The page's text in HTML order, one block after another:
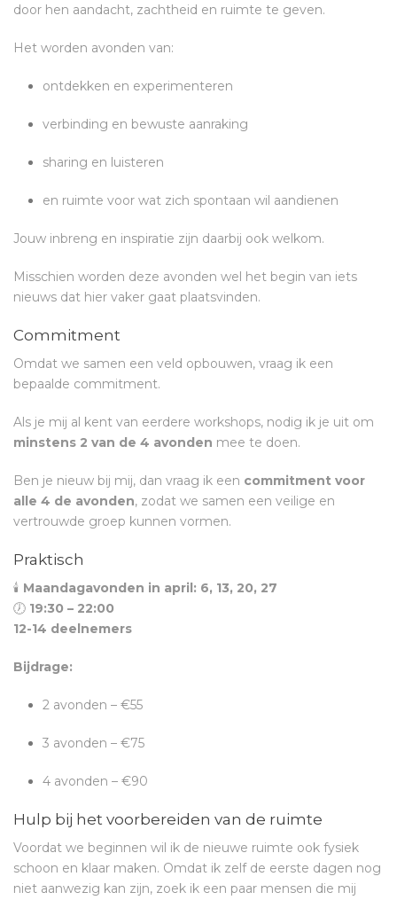
door hen aandacht, zachtheid en ruimte te geven.
Het worden avonden van:
ontdekken en experimenteren
verbinding en bewuste aanraking
sharing en luisteren
en ruimte voor wat zich spontaan wil aandienen
Jouw inbreng en inspiratie zijn daarbij ook welkom.
Misschien worden deze avonden wel het begin van iets
nieuws dat hier vaker gaat plaatsvinden.
Commitment
Omdat we samen een veld opbouwen, vraag ik een
bepaalde commitment.
Als je mij al kent van eerdere workshops, nodig ik je uit om
minstens 2 van de 4 avonden mee te doen.
Ben je nieuw bij mij, dan vraag ik een commitment voor
alle 4 de avonden, zodat we samen een veilige en
vertrouwde groep kunnen vormen.
Praktisch
🕯 Maandagavonden in april: 6, 13, 20, 27
🕖 19:30 – 22:00
12-14 deelnemers
Bijdrage:
2 avonden – €55
3 avonden – €75
4 avonden – €90
Hulp bij het voorbereiden van de ruimte
Voordat we beginnen wil ik de nieuwe ruimte ook fysiek
schoon en klaar maken. Omdat ik zelf de eerste dagen nog
niet aanwezig kan zijn, zoek ik een paar mensen die mij